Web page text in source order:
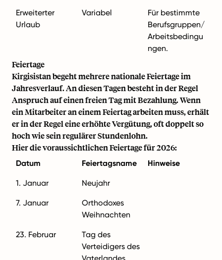
Erweiterter
Urlaub
Variabel
Für bestimmte
Berufsgruppen/
Arbeitsbedingu
ngen.
Feiertage
Kirgisistan begeht mehrere nationale Feiertage im
Jahresverlauf. An diesen Tagen besteht in der Regel
Anspruch auf einen freien Tag mit Bezahlung. Wenn
ein Mitarbeiter an einem Feiertag arbeiten muss, erhält
er in der Regel eine erhöhte Vergütung, oft doppelt so
hoch wie sein regulärer Stundenlohn.
Hier die voraussichtlichen Feiertage für 2026:
Datum Feiertagsname Hinweise
1. Januar Neujahr
7. Januar
Orthodoxes
Weihnachten
23. Februar
Tag des
Verteidigers des